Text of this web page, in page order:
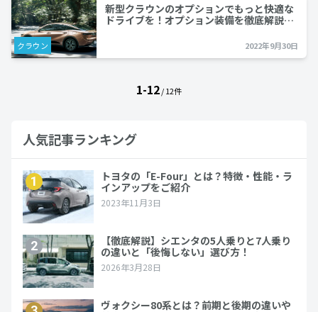
クラウン
新型クラウンのオプションでもっと快適な
ドライブを！オプション装備を徹底解説…
2022年9月30日
1-12/ 12件
人気記事ランキング